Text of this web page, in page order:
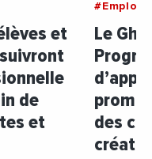
et
de
et
#Emploi
Le
des